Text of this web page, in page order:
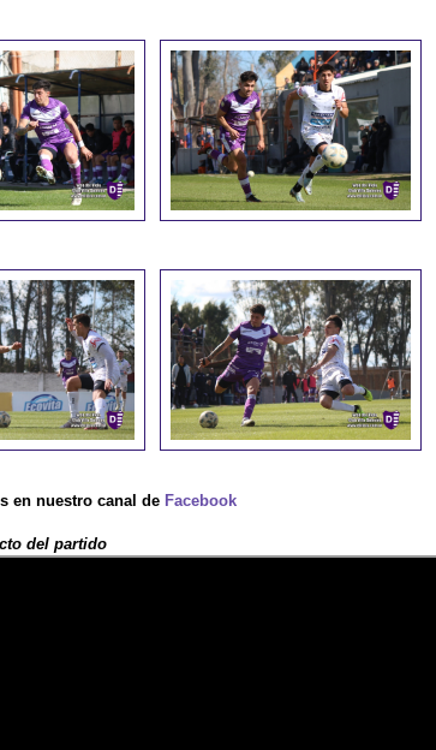
en nuestro canal de Facebook
del partido